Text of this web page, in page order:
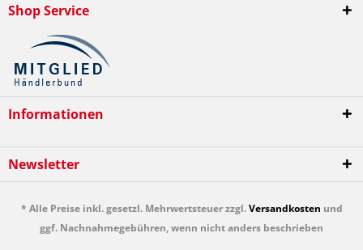
Shop Service
Informationen
Newsletter
* Alle Preise inkl. gesetzl. Mehrwertsteuer zzgl.Versandkosten und
ggf. Nachnahmegebühren, wenn nicht anders beschrieben